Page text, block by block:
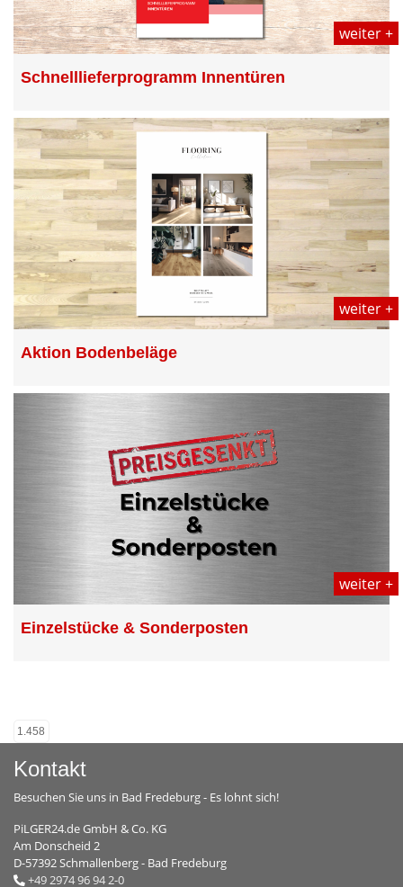
weiter +
Schnelllieferprogramm Innentüren
weiter +
Aktion Bodenbeläge
weiter +
Einzelstücke & Sonderposten
1.458
Kontakt
Besuchen Sie uns in Bad Fredeburg - Es lohnt sich!
PiLGER24.de GmbH & Co. KG
Am Donscheid 2
D-57392 Schmallenberg - Bad Fredeburg
+49 2974 96 94 2-0